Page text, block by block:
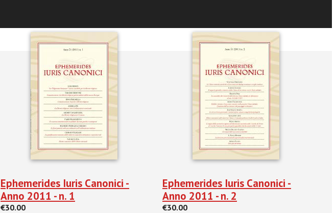
Ephemerides Iuris Canonici -
Anno 2011 - n. 1
€30.00
Ephemerides Iuris Canonici -
Anno 2011 - n. 2
€30.00